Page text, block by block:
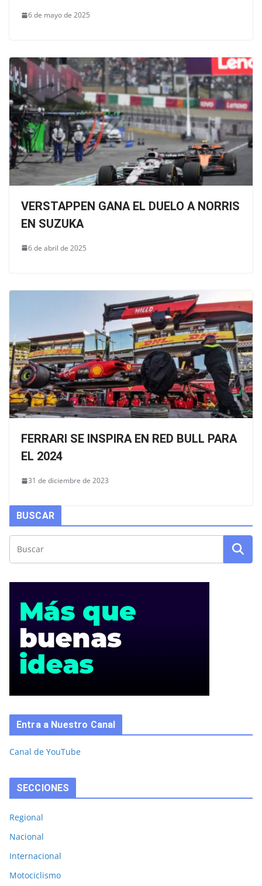
6 de mayo de 2025
VERSTAPPEN GANA EL DUELO A NORRIS
EN SUZUKA
6 de abril de 2025
FERRARI SE INSPIRA EN RED BULL PARA
EL 2024
31 de diciembre de 2023
BUSCAR
Entra a Nuestro Canal
Canal de YouTube
SECCIONES
Regional
Nacional
Internacional
Motociclismo